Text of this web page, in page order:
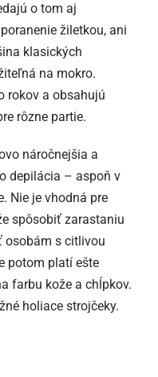
o tom aj
žiletkou, ani
klasických
na mokro.
rokov a obsahujú
rôzne partie.
náročnejšia a
depilácia – aspoň v
Nie je vhodná pre
spôsobiť zarastaniu
osobám s citlivou
potom platí ešte
farbu kože a chĺpkov.
holiace strojčeky.